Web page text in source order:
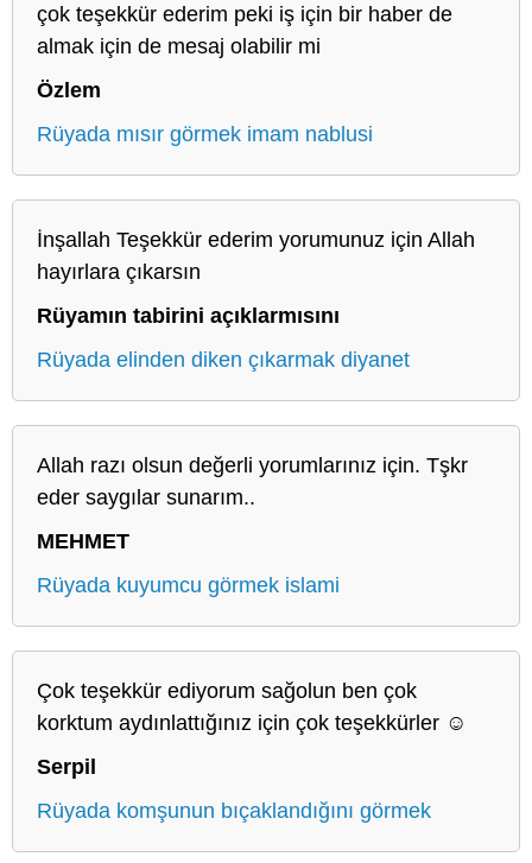
çok teşekkür ederim peki iş için bir haber de
almak için de mesaj olabilir mi
Özlem
Rüyada mısır görmek imam nablusi
İnşallah Teşekkür ederim yorumunuz için Allah
hayırlara çıkarsın
Rüyamın tabirini açıklarmısını
Rüyada elinden diken çıkarmak diyanet
Allah razı olsun değerli yorumlarınız için. Tşkr
eder saygılar sunarım..
MEHMET
Rüyada kuyumcu görmek islami
Çok teşekkür ediyorum sağolun ben çok
korktum aydınlattığınız için çok teşekkürler ☺️
Serpil
Rüyada komşunun bıçaklandığını görmek